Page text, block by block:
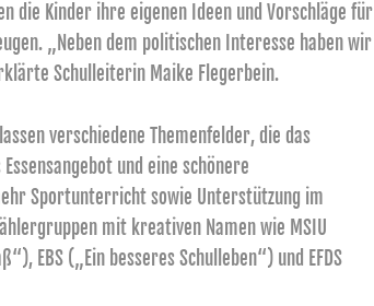
die Kinder ihre eigenen Ideen und Vorschläge für
„Neben dem politischen Interesse haben wir
Schulleiterin Maike Flegerbein.
verschiedene Themenfelder, die das
und eine schönere
Sportunterricht sowie Unterstützung im
mit kreativen Namen wie MSIU
EBS („Ein besseres Schulleben“) und EFDS